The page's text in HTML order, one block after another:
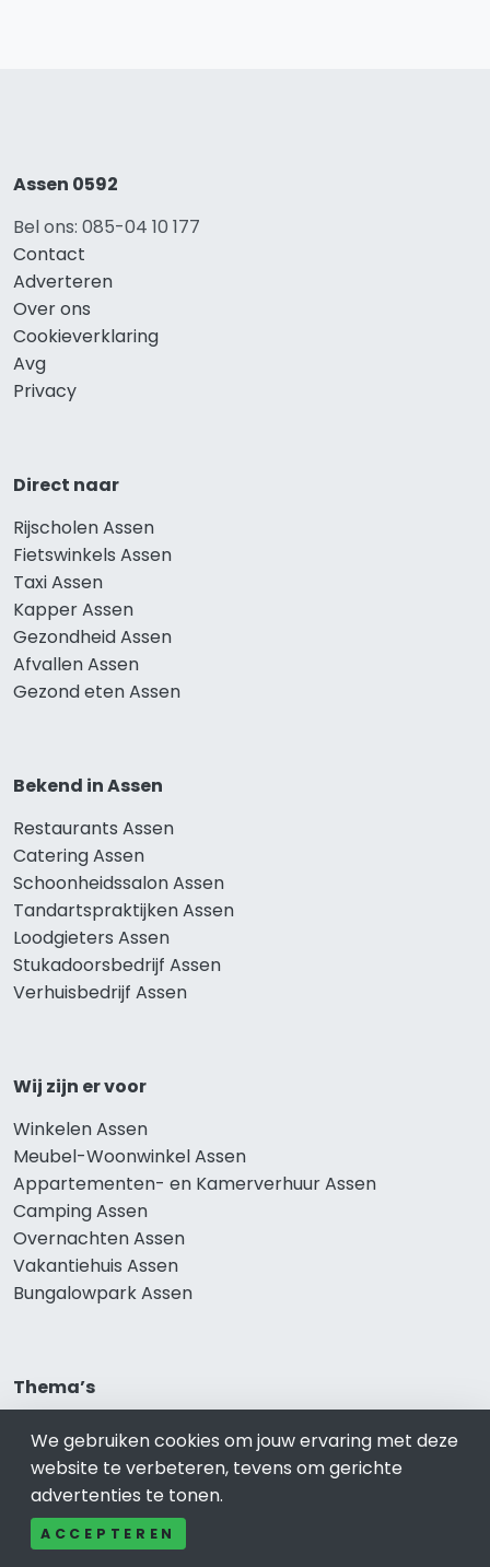
Assen 0592
Bel ons: 085-04 10 177
Contact
Adverteren
Over ons
Cookieverklaring
Avg
Privacy
Direct naar
Rijscholen Assen
Fietswinkels Assen
Taxi Assen
Kapper Assen
Gezondheid Assen
Afvallen Assen
Gezond eten Assen
Bekend in Assen
Restaurants Assen
Catering Assen
Schoonheidssalon Assen
Tandartspraktijken Assen
Loodgieters Assen
Stukadoorsbedrijf Assen
Verhuisbedrijf Assen
Wij zijn er voor
Winkelen Assen
Meubel-Woonwinkel Assen
Appartementen- en Kamerverhuur Assen
Camping Assen
Overnachten Assen
Vakantiehuis Assen
Bungalowpark Assen
Thema’s
Klussenbedrijf Assen
Notarissen Assen
Taxateurs Assen
Makelaars Assen
We gebruiken cookies om jouw ervaring met deze
website te verbeteren, tevens om gerichte
advertenties te tonen.
ACCEPTEREN